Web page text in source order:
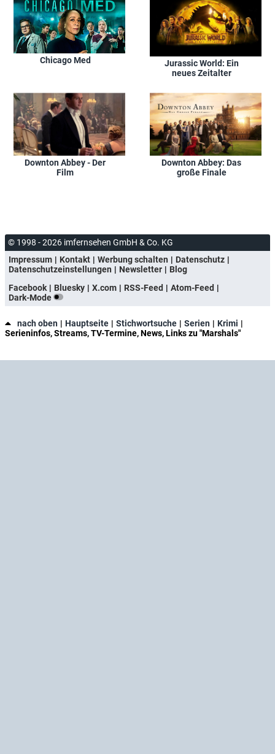
Chicago Med
Jurassic World: Ein
neues Zeitalter
Downton Abbey - Der
Film
Downton Abbey: Das
große Finale
© 1998 - 2026 imfernsehen GmbH & Co. KG
Impressum
Kontakt Werbung schalten
Datenschutz
Datenschutzeinstellungen
Newsletter
Blog
Facebook
Bluesky X.com RSS-Feed
Atom-Feed
Dark-Mode
nach oben Hauptseite Stichwortsuche Serien
Krimi
Serieninfos, Streams, TV-Termine, News, Links zu "Marshals"